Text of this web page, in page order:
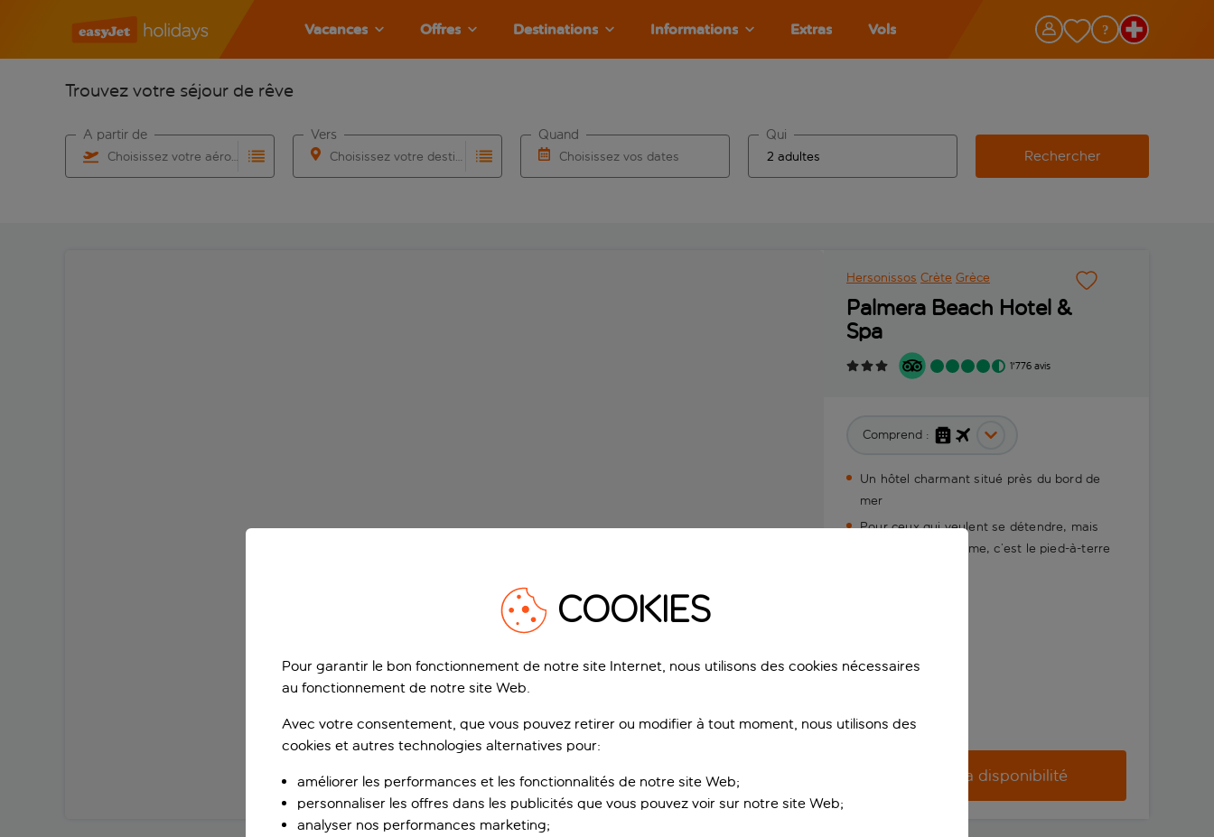
Vacances Offres Destinations Informations Extras Vols
Trouvez votre séjour de rêve
Choisissez votre aéroport
À partir de
Choisissez votre destination
Vers
Choisissez vos dates
Quand Qui
Rechercher
Hersonissos Crète Grèce
Palmera Beach Hotel &
Spa
1'776 avis
Comprend :
Un hôtel charmant situé près du bord de
mer
Pour ceux qui veulent se détendre, mais
aussi garder la forme, c’est le pied-à-terre
Vérifier la disponibilité
COOKIES
Pour garantir le bon fonctionnement de notre site Internet, nous utilisons des cookies nécessaires
au fonctionnement de notre site Web.
Avec votre consentement, que vous pouvez retirer ou modifier à tout moment, nous utilisons des
cookies et autres technologies alternatives pour:
améliorer les performances et les fonctionnalités de notre site Web;
personnaliser les offres dans les publicités que vous pouvez voir sur notre site Web;
analyser nos performances marketing;